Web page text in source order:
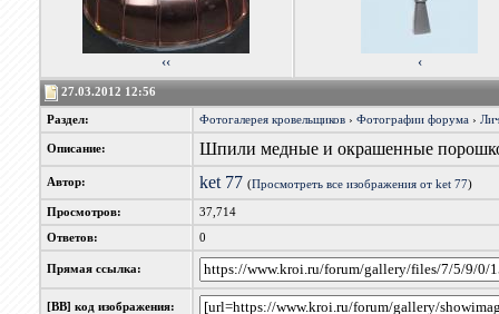
‹‹ ‹
27.03.2012 12:56
Раздел: Фотогалерея кровельщиков› Фотографии форума›
Описание: Шпили медные и окрашенные
Автор: ket 77 (Просмотреть все изображения от ket 77)
Просмотров: 37,714
Ответов: 0
Прямая ссылка:
[BB] код изображения: